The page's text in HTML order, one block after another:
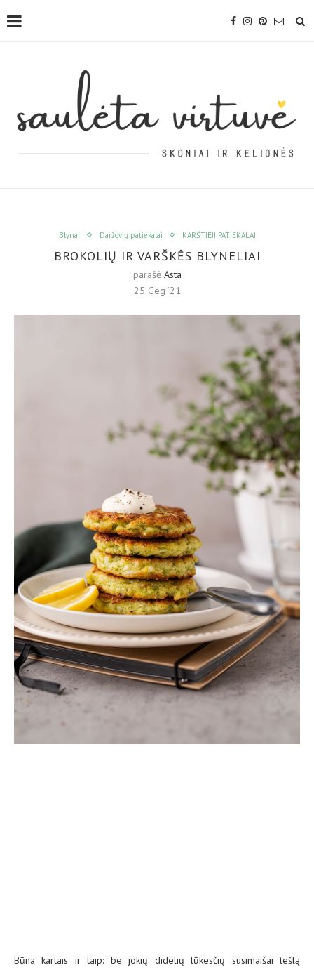
Blynai Daržovių patiekalai KARŠTIEJI PATIEKALAI
BROKOLIŲ IR VARŠKĖS BLYNELIAI
parašė Asta
25 Geg ’21
Būna kartais ir taip: be jokių didelių lūkesčių susimaišai tešlą